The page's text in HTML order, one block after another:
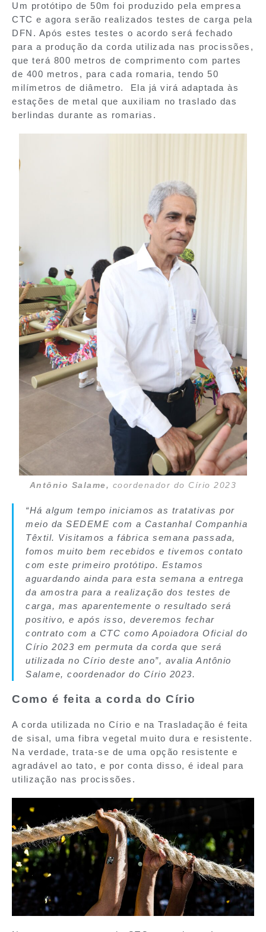
Um protótipo de 50m foi produzido pela empresa
CTC e agora serão realizados testes de carga pela
DFN. Após estes testes o acordo será fechado
para a produção da corda utilizada nas procissões,
que terá 800 metros de comprimento com partes
de 400 metros, para cada romaria, tendo 50
milímetros de diâmetro. Ela já virá adaptada às
estações de metal que auxiliam no traslado das
berlindas durante as romarias.
Antônio Salame, coordenador do Círio 2023
“Há algum tempo iniciamos as tratativas por
meio da SEDEME com a Castanhal Companhia
Têxtil. Visitamos a fábrica semana passada,
fomos muito bem recebidos e tivemos contato
com este primeiro protótipo. Estamos
aguardando ainda para esta semana a entrega
da amostra para a realização dos testes de
carga, mas aparentemente o resultado será
positivo, e após isso, deveremos fechar
contrato com a CTC como Apoiadora Oficial do
Círio 2023 em permuta da corda que será
utilizada no Círio deste ano”, avalia Antônio
Salame, coordenador do Círio 2023.
Como é feita a corda do Círio
A corda utilizada no Círio e na Trasladação é feita
de sisal, uma fibra vegetal muito dura e resistente.
Na verdade, trata-se de uma opção resistente e
agradável ao tato, e por conta disso, é ideal para
utilização nas procissões.